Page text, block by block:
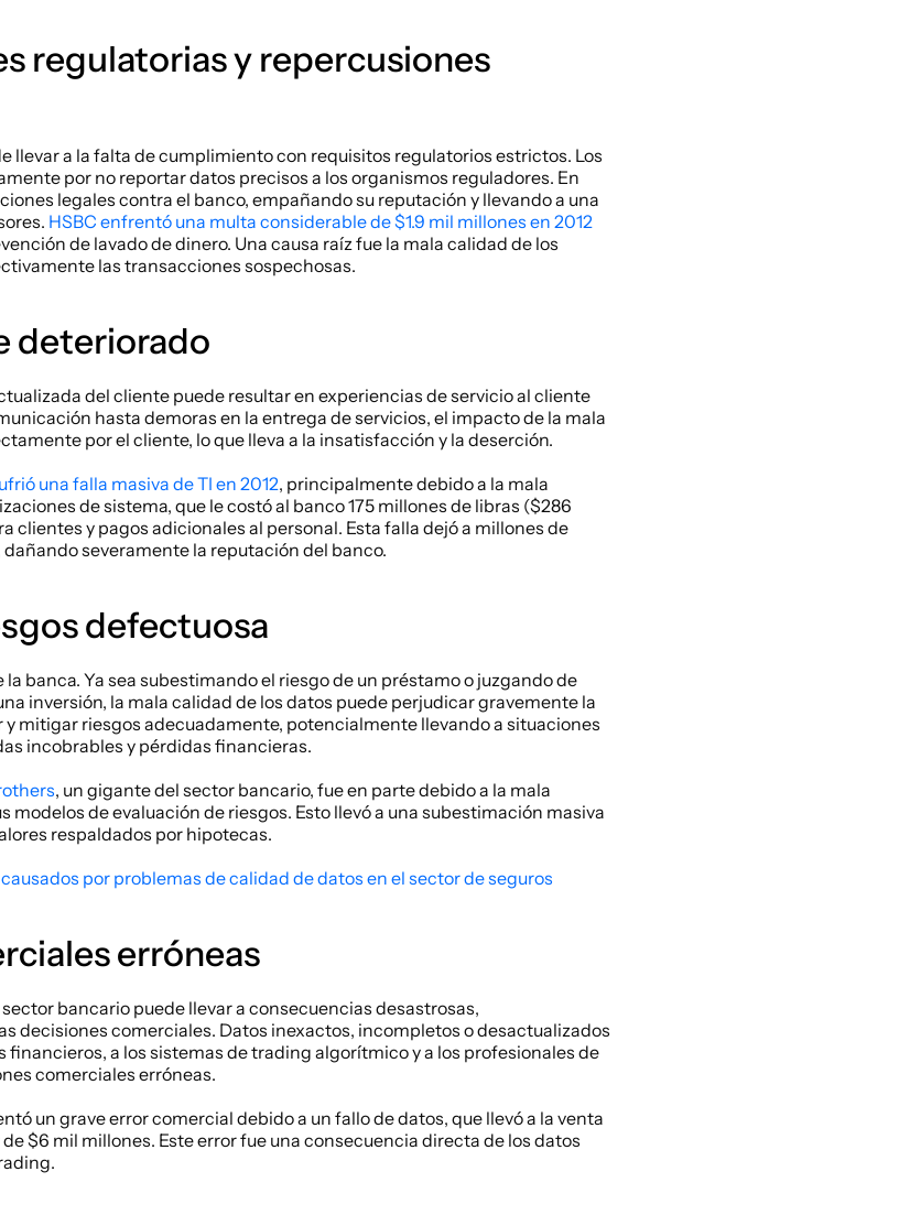
regulatorias y repercusiones
llevar a la falta de cumplimiento con requisitos regulatorios estrictos. Los
por no reportar datos precisos a los organismos reguladores. En
legales contra el banco, empañando su reputación y llevando a una
HSBC enfrentó una multa considerable de $1.9 mil millones en 2012
de lavado de dinero. Una causa raíz fue la mala calidad de los
las transacciones sospechosas.
deteriorado
del cliente puede resultar en experiencias de servicio al cliente
hasta demoras en la entrega de servicios, el impacto de la mala
por el cliente, lo que lleva a la insatisfacción y la deserción.
una falla masiva de TI en 2012, principalmente debido a la mala
de sistema, que le costó al banco 175 millones de libras ($286
clientes y pagos adicionales al personal. Esta falla dejó a millones de
severamente la reputación del banco.
defectuosa
la banca. Ya sea subestimando el riesgo de un préstamo o juzgando de
inversión, la mala calidad de los datos puede perjudicar gravemente la
mitigar riesgos adecuadamente, potencialmente llevando a situaciones
incobrables y pérdidas financieras.
, un gigante del sector bancario, fue en parte debido a la mala
modelos de evaluación de riesgos. Esto llevó a una subestimación masiva
respaldados por hipotecas.
por problemas de calidad de datos en el sector de seguros
erróneas
bancario puede llevar a consecuencias desastrosas,
decisiones comerciales. Datos inexactos, incompletos o desactualizados
financieros, a los sistemas de trading algorítmico y a los profesionales de
comerciales erróneas.
un grave error comercial debido a un fallo de datos, que llevó a la venta
$6 mil millones. Este error fue una consecuencia directa de los datos